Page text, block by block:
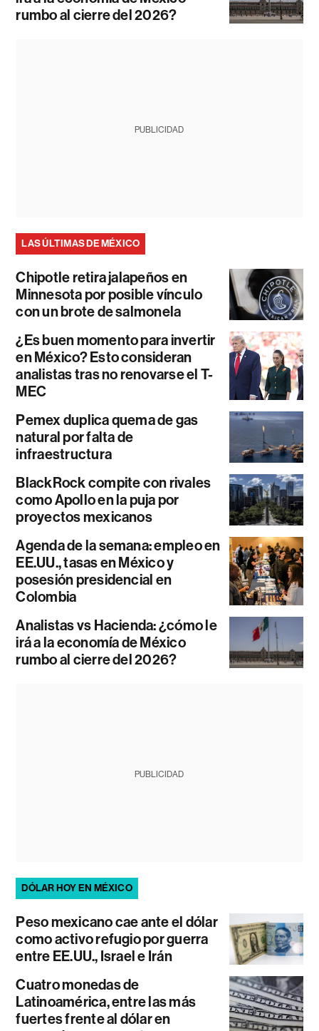
rumbo al cierre del 2026?
PUBLICIDAD
LAS ÚLTIMAS DE MÉXICO
Chipotle retira jalapeños en
Minnesota por posible vínculo
con un brote de salmonela
¿Es buen momento para invertir
en México? Esto consideran
analistas tras no renovarse el T-
MEC
Pemex duplica quema de gas
natural por falta de
infraestructura
BlackRock compite con rivales
como Apollo en la puja por
proyectos mexicanos
Agenda de la semana: empleo en
EE.UU., tasas en México y
posesión presidencial en
Colombia
Analistas vs Hacienda: ¿cómo le
irá a la economía de México
rumbo al cierre del 2026?
PUBLICIDAD
DÓLAR HOY EN MÉXICO
Peso mexicano cae ante el dólar
como activo refugio por guerra
entre EE.UU., Israel e Irán
Cuatro monedas de
Latinoamérica, entre las más
fuertes frente al dólar en